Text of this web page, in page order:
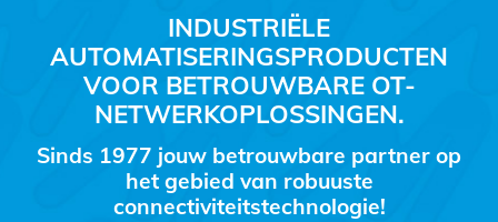
INDUSTRIËLE
AUTOMATISERINGSPRODUCTEN
VOOR BETROUWBARE OT-
NETWERKOPLOSSINGEN.
Sinds 1977 jouw betrouwbare partner op
het gebied van robuuste
connectiviteitstechnologie!